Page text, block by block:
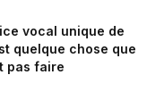
vocal unique de
quelque chose que
pas faire